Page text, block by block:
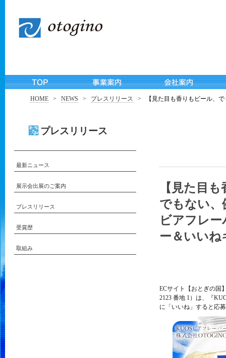
HOME > NEWS > プレスリリース > 【見た目も香りもビール、
プレスリリース
【見た目
でもない、
ビアフレ
ー＆いいね
ECサイト【おとぎの国
2123 番地 1）は、『
に「いいね」すると応
最新ニュース
展示会出展のご案内
プレスリリース
受賞歴
取組み